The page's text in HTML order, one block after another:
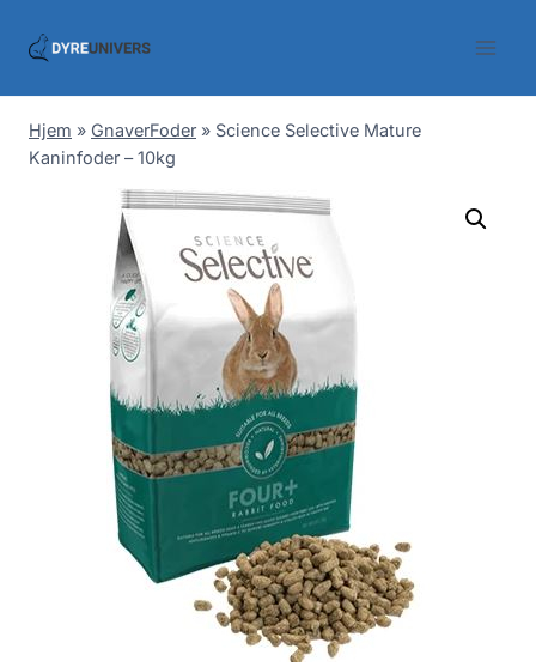
Hjem » GnaverFoder » Science Selective Mature
Kaninfoder – 10kg